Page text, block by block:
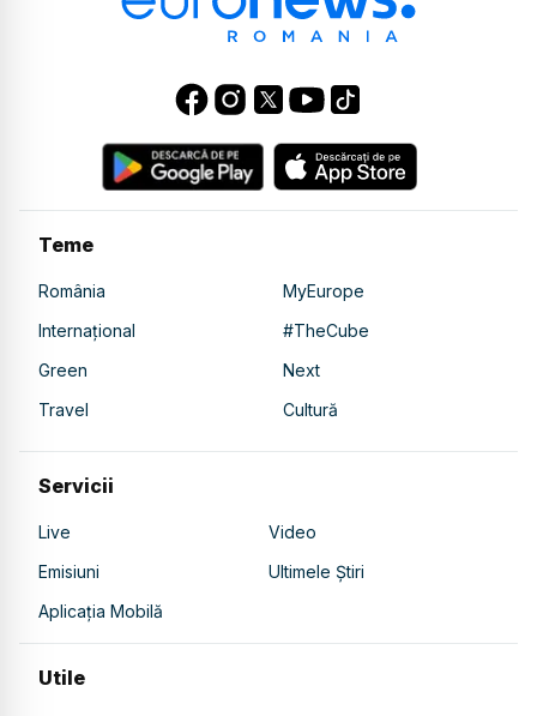
Teme
România
MyEurope
Internațional
#TheCube
Green
Next
Travel
Cultură
Servicii
Live
Video
Emisiuni
Ultimele Știri
Aplicația Mobilă
Utile